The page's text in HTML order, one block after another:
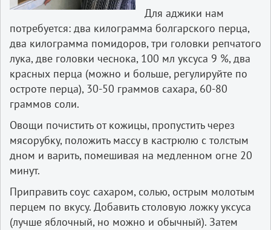
Для аджики нам
потребуется: два килограмма болгарского перца,
два килограмма помидоров, три головки репчатого
лука, две головки чеснока, 100 мл уксуса 9 %, два
красных перца (можно и больше, регулируйте по
остроте перца), 30-50 граммов сахара, 60-80
граммов соли.
Овощи почистить от кожицы, пропустить через
мясорубку, положить массу в кастрюлю с толстым
дном и варить, помешивая на медленном огне 20
минут.
Приправить соус сахаром, солью, острым молотым
перцем по вкусу. Добавить столовую ложку уксуса
(лучше яблочный, но можно и обычный). Затем